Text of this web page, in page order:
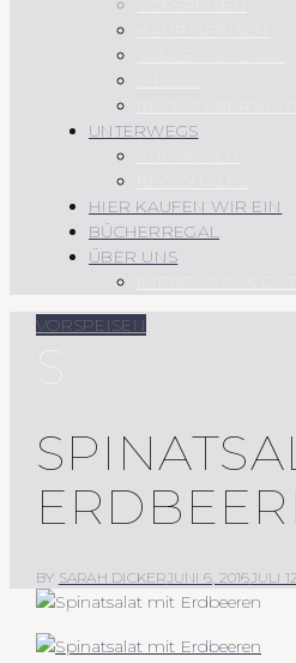
UNTERWEGS
HIER KAUFEN WIR EIN
BÜCHERREGAL
ÜBER UNS
VORSPEISEN
BY SARAH DICKERJUNI 6, 2016JULI